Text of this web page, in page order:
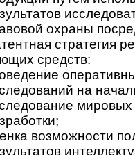
охраны
стратегия
средств:
на
мировых
возможности